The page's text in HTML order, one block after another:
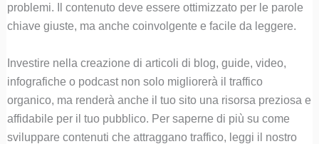
problemi. Il contenuto deve essere ottimizzato per le parole
chiave giuste, ma anche coinvolgente e facile da leggere.
Investire nella creazione di articoli di blog, guide, video,
infografiche o podcast non solo migliorerà il traffico
organico, ma renderà anche il tuo sito una risorsa preziosa e
affidabile per il tuo pubblico. Per saperne di più su come
sviluppare contenuti che attraggano traffico, leggi il nostro